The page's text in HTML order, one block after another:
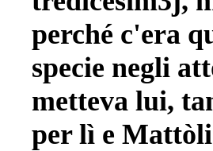
perché c'era
specie negli
metteva lui,
per lì e